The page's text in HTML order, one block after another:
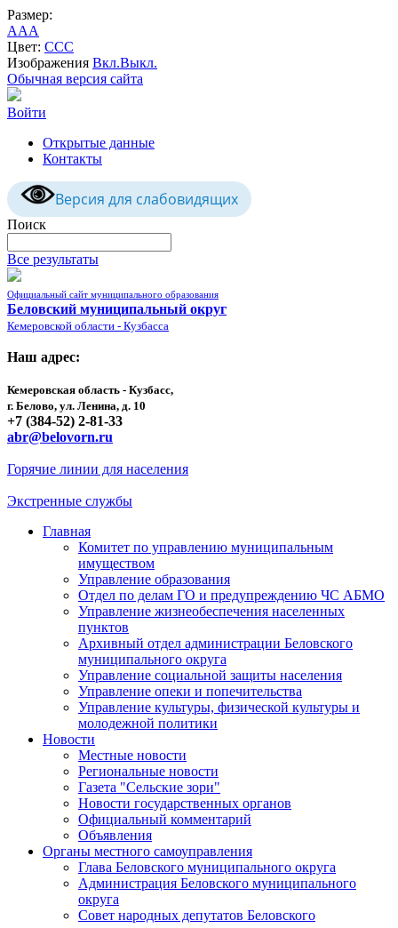
Размер:
AAA
Цвет: CCC
Изображения Вкл.Выкл.
Обычная версия сайта
Войти
Открытые данные
Контакты
Версия для слабовидящих
Поиск
Все результаты
Официальный сайт муниципального образования
Беловский муниципальный округ
Кемеровской области - Кузбасса
Наш адрес:
Кемеровская область - Кузбасс,
г. Белово, ул. Ленина, д. 10
+7 (384-52) 2-81-33
abr@belovorn.ru
Горячие линии для населения
Экстренные службы
Главная
Комитет по управлению муниципальным
имуществом
Управление образования
Отдел по делам ГО и предупреждению ЧС АБМО
Управление жизнеобеспечения населенных
пунктов
Архивный отдел администрации Беловского
муниципального округа
Управление социальной защиты населения
Управление опеки и попечительства
Управление культуры, физической культуры и
молодежной политики
Новости
Местные новости
Региональные новости
Газета "Сельские зори"
Новости государственных органов
Официальный комментарий
Объявления
Органы местного самоуправления
Глава Беловского муниципального округа
Администрация Беловского муниципального
округа
Совет народных депутатов Беловского